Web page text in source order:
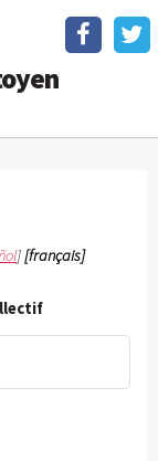
][français]